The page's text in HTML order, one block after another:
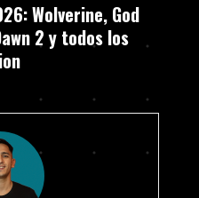
Wolverine, God
2 y todos los